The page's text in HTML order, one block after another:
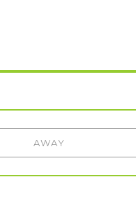
AWAY